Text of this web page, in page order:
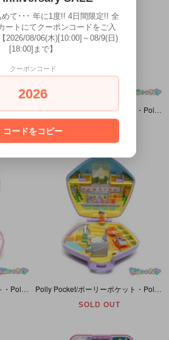
Polly Pocket/ポーリーポケット・Sweet Treat Shoppe/スイートトリートショップ・Enchanted Storybook・本型・BlueBird・1996年
SOLD OUT
めて･･･ 年に1度!! 4日間限定!! 全
ートにてクーポンコードをご入
2026/08/06(木)[10:00]～08/9(日)
[18:00]まで】
クーポンコード
2026
コードをコピー